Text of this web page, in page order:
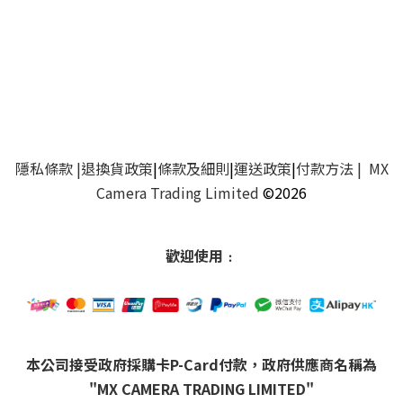
隱私條款|退換貨政策|條款及細則|運送政策|付款方法| MX
Camera Trading Limited ©2026
歡迎使用﹕
本公司接受政府採購卡P-Card付款，政府供應商名稱為
"MX CAMERA TRADING LIMITED"